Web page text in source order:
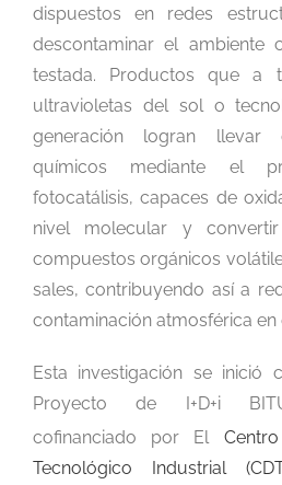
dispuestos en redes
descontaminar el ambiente
testada. Productos que a
ultravioletas del sol o
generación logran llevar
químicos mediante el
fotocatálisis, capaces de
nivel molecular y
compuestos orgánicos
sales, contribuyendo así a
contaminación atmosférica en
Esta investigación se inició
Proyecto de I+D+i
cofinanciado por El
Tecnológico Industrial